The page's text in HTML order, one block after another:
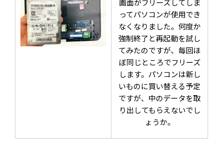
画面がフリーズしてしま
ってパソコンが使用でき
なくなりました。何度か
強制終了と再起動を試し
てみたのですが、毎回ほ
ぼ同じところでフリーズ
します。パソコンは新し
いものに買い替える予定
ですが、中のデータを取
り出してもらえないでし
ょうか。